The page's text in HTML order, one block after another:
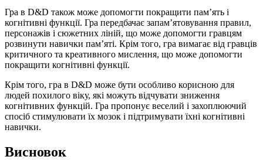
Гра в D&D також може допомогти покращити пам’ять і
когнітивні функції. Гра передбачає запам’ятовування правил,
персонажів і сюжетних ліній, що може допомогти гравцям
розвинути навички пам’яті. Крім того, гра вимагає від гравців
критичного та креативного мислення, що може допомогти
покращити когнітивні функції.
Крім того, гра в D&D може бути особливо корисною для
людей похилого віку, які можуть відчувати зниження
когнітивних функцій. Гра пропонує веселий і захоплюючий
спосіб стимулювати їх мозок і підтримувати їхні когнітивні
навички.
Висновок